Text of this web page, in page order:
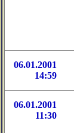
06.01.2001
14:59
06.01.2001
11:30